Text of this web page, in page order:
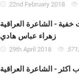
22nd February 2018
خفية - الشاعرة العراقية
زهراء عباس هادي
29th April 2018
اكثر - الشاعرة العراقية